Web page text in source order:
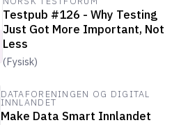
Testpub #126 - Why Testing
Just Got More Important, Not
Less
(Fysisk)
DATAFORENINGEN OG DIGITAL
INNLANDET
Make Data Smart Innlandet